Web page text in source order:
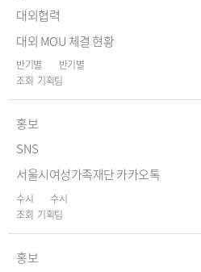
대외협력
대외 MOU 체결 현황
반기별
반기별
기획팀
홍보
SNS
서울시여성가족재단 카카오톡
수시
수시
기획팀
홍보